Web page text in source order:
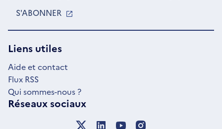
S'ABONNER
UNE
Liens utiles
Aide et contact
Flux RSS
Qui sommes-nous ?
Réseaux sociaux